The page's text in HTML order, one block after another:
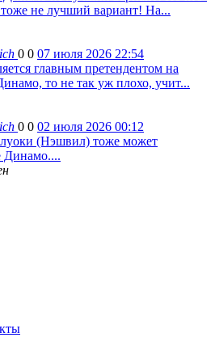
не лучший вариант! На...
0 0 07 июля 2026 22:54
главным претендентом на
то не так уж плохо, учит...
0 0 02 июля 2026 00:12
(Нэшвил) тоже может
Динамо....